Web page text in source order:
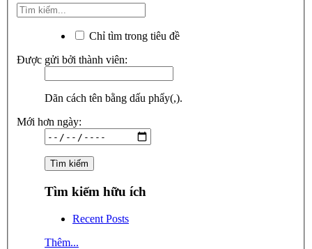
Chỉ tìm trong tiêu đề
Được gửi bởi thành viên:
Dãn cách tên bằng dấu phẩy(,).
Mới hơn ngày:
Tìm kiếm hữu ích
Recent Posts
Thêm...